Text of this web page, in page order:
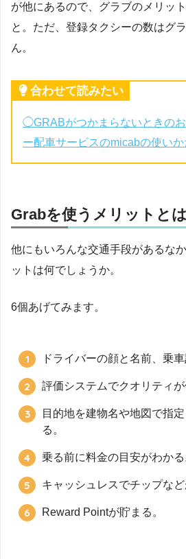
が他にあるので、グラブのメリッ
と。ただ、登録タクシーの数はグ
ん。
合わせて読みたい
◯GRABがつかまらないときの
ー配車サービスのmicabの使いか
Grabを使うメリットとは
他にもいろんな交通手段があるな
ットは何でしょうか。
6個あげてみます。
ドライバーの顔と名前、乗車
評価システムでクオリティが
目的地を建物名や地図で指
る。
乗る前に料金の目安がわかる
キャッシュレスでチップなど
Reward Pointが貯まる。